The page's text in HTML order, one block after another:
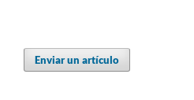
Enviar un artículo